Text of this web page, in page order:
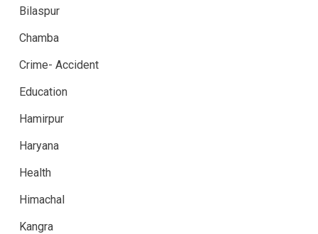
Bilaspur
Chamba
Crime- Accident
Education
Hamirpur
Haryana
Health
Himachal
Kangra